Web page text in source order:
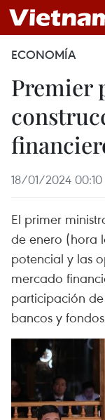
ECONOMÍA
Premier
18/01/2024 00:10
El primer
de enero (hora
potencial y las
mercado
participación
bancos y